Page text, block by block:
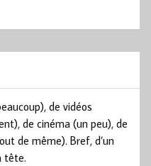
de vidéos
de cinéma (un peu), de
de même). Bref, d’un
tête.